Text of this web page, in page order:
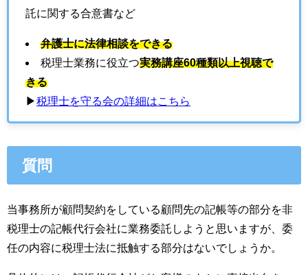
託に関する合意書など
弁護士に法律相談をできる
税理士業務に役立つ実務講座60種類以上視聴で
きる
▶税理士を守る会の詳細はこちら
質問
当事務所が顧問契約をしている顧問先の記帳等の部分を非
税理士の記帳代行会社に業務委託しようと思いますが、委
任の内容に税理士法に抵触する部分はないでしょうか。